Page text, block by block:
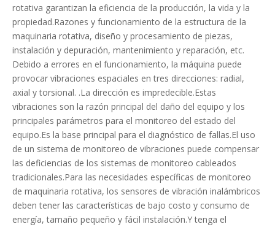
rotativa garantizan la eficiencia de la producción, la vida y la
propiedad.Razones y funcionamiento de la estructura de la
maquinaria rotativa, diseño y procesamiento de piezas,
instalación y depuración, mantenimiento y reparación, etc.
Debido a errores en el funcionamiento, la máquina puede
provocar vibraciones espaciales en tres direcciones: radial,
axial y torsional. .La dirección es impredecible.Estas
vibraciones son la razón principal del daño del equipo y los
principales parámetros para el monitoreo del estado del
equipo.Es la base principal para el diagnóstico de fallas.El uso
de un sistema de monitoreo de vibraciones puede compensar
las deficiencias de los sistemas de monitoreo cableados
tradicionales.Para las necesidades específicas de monitoreo
de maquinaria rotativa, los sensores de vibración inalámbricos
deben tener las características de bajo costo y consumo de
energía, tamaño pequeño y fácil instalación.Y tenga el